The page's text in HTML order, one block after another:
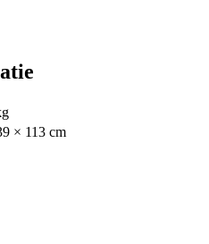
× 113 cm